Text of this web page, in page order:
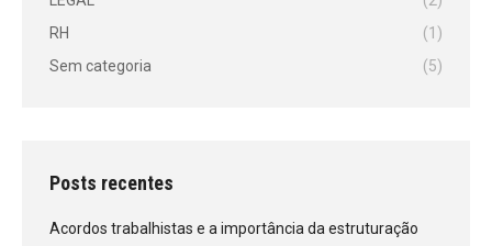
RH
(1)
Sem categoria
(5)
Posts recentes
Acordos trabalhistas e a importância da estruturação